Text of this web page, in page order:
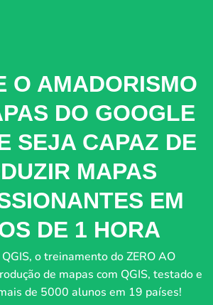
O AMADORISMO
DO GOOGLE
SEJA CAPAZ DE
MAPAS
EM
DE 1 HORA
o treinamento do ZERO AO
de mapas com QGIS, testado e
de 5000 alunos em 19 países!